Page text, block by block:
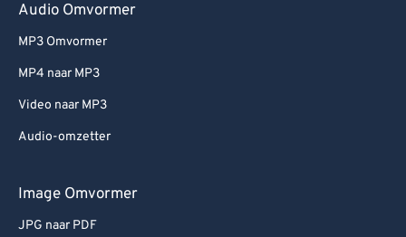
Audio Omvormer
MP3 Omvormer
MP4 naar MP3
Video naar MP3
Audio-omzetter
Image Omvormer
JPG naar PDF